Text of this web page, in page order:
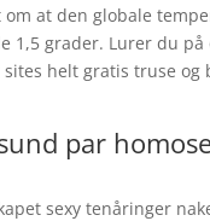
om at den globale
1,5 grader. Lurer du på
helt gratis truse og
par
sexy tenåringer